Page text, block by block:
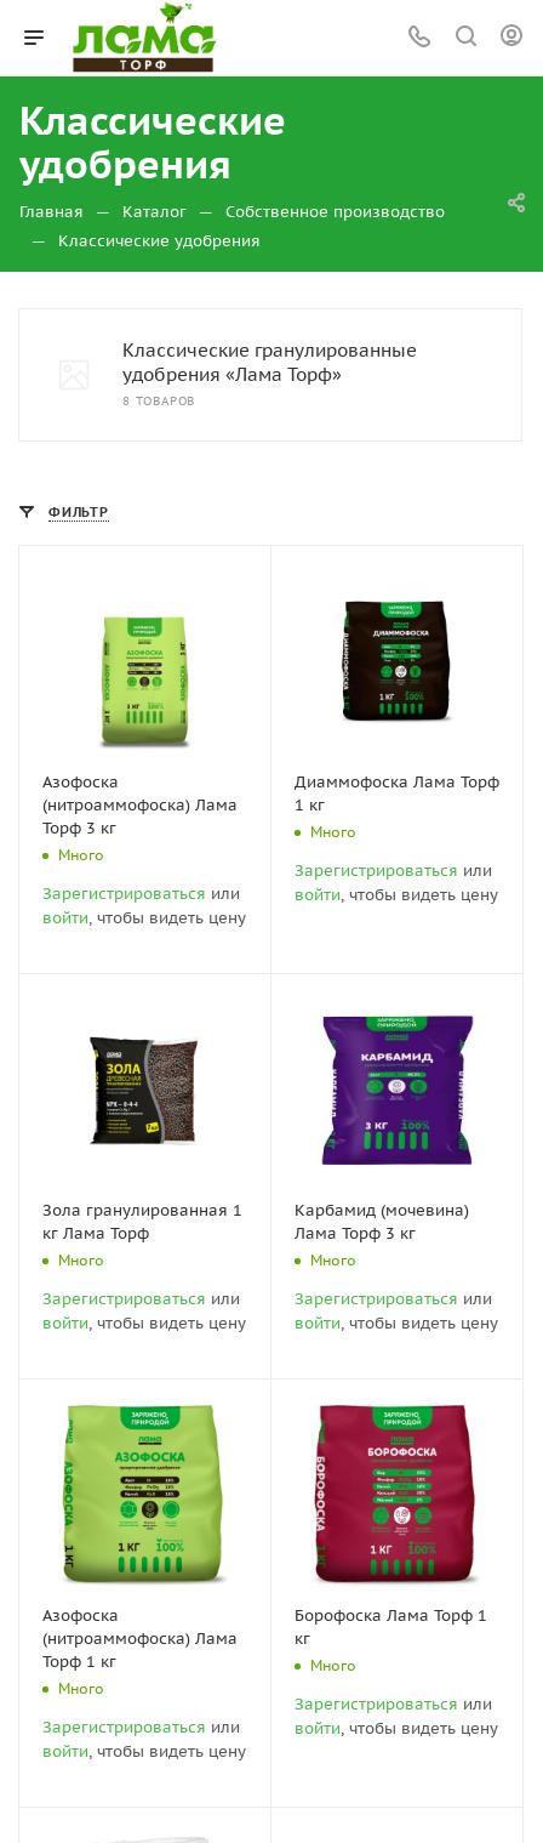
Классические
удобрения
Главная — Каталог — Собственное производство
— Классические удобрения
Классические гранулированные
удобрения «Лама Торф»
8 ТОВАРОВ
ФИЛЬТР
Азофоска
(нитроаммофоска) Лама
Торф 3 кг
Много
Зарегистрироваться или
войти, чтобы видеть цену
Диаммофоска Лама Торф
1 кг
Много
Зарегистрироваться или
войти, чтобы видеть цену
Зола гранулированная 1
кг Лама Торф
Много
Зарегистрироваться или
войти, чтобы видеть цену
Карбамид (мочевина)
Лама Торф 3 кг
Много
Зарегистрироваться или
войти, чтобы видеть цену
Азофоска
(нитроаммофоска) Лама
Торф 1 кг
Много
Зарегистрироваться или
войти, чтобы видеть цену
Борофоска Лама Торф 1
кг
Много
Зарегистрироваться или
войти, чтобы видеть цену